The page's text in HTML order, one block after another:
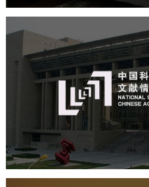
中国科学院文
网站建设 虚拟
数字博物馆建设
展厅空间
产品展厅设计